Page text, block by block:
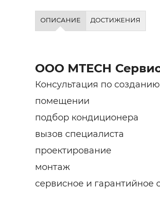
ОПИСАНИЕ ДОСТИЖЕНИЯ
ООО МТЕСН
Консультация по
помещении
подбор кондиционера
вызов специалиста
проектирование
монтаж
сервисное и гарантийное